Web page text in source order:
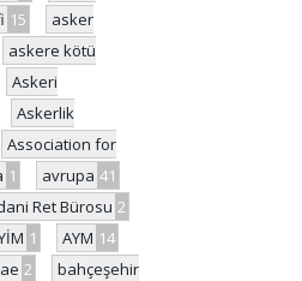
15
asker
askere kötü
Askeri
Askerlik
Association for
1 avrupa 41
Ret Bürosu 2
1 AYM 14
2
bahçeşehir